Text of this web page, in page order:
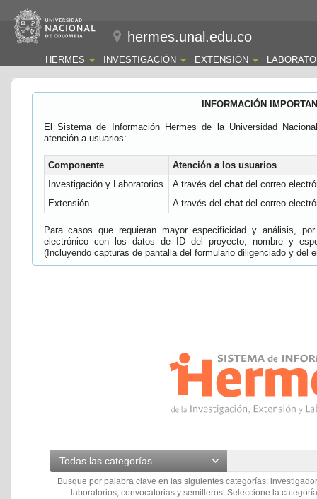
hermes.unal.edu.co
HERMES INVESTIGACIÓN EXTENSIÓN
INFORMACIÓN
El Sistema de Información Hermes de la Universidad
atención a usuarios:
Componente
Atención a los usuarios
Investigación y Laboratorios
A través del chatdel correo
Extensión
A través del chatdel correo
Para casos que requieran mayor especificidad y análisis,
electrónico con los datos de ID del proyecto, nombre y
(Incluyendo capturas de pantalla del formulario diligenciado y del
Todas las categorías
Busque por palabra clave en las siguientes categorías:
laboratorios, convocatorias y semilleros. Seleccione la